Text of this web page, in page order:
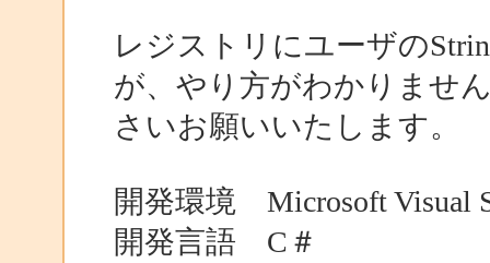
レジストリにユーザの
が、やり方がわかりませ
さいお願いいたします。
開発環境 Microsoft Visual
開発言語 C＃